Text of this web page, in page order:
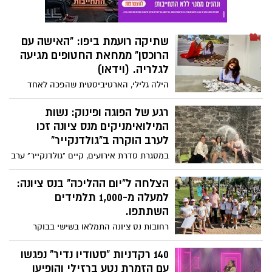
ימימה.
שתיקה רועמת ביפו: "האישה עם
הרוכסן" ממחאת החטופים מגיעה
לגלריה. (וידאו)
הילה גלילי, הארטיביסטית שהפכה לאחד
הסמלים הבולטים במאבק למען החטופים,
כשסימן ההיכר המובהק ביותר שלה, הוא
הרוכסן הסוגר את פיה והחבל הכרוך סביבה,-
מציגה את עבודותיה בתערוכת בכורה:
"קשורה בעיניים פקוחות" במרכז עמיעד. איש
המחאה הנס ציוני וידידה, ד"ר אילן סמיש
רגע של הפוגה ופינוק: נשות
המילואימניקים מנס ציונה זכו
לערב הוקרה ב"גולדנקייר"
במסגרת סדרת אירועים, קיים "גולדנקייר" ערב
מיוחד, שלישי בסידרה, לנשים במילואים
ולנשות חיילי המילואים מהעיר, שכלל טיפולי
גוף ונפש, סדנאות וארוחה טובה, כהבעת
תודה על התקופה המאתגרת.
הצלחה ל"יום ההליכה" בנס ציונה:
למעלה מ-1,000 תלמידים
השתתפו.
רחובות נס ציונה התמלאו בשישי בבוקר
באנרגיה, במסגרת "יום ההליכה" העירוני שבו
לקחו חלק למעלה מ-1,000 תלמידות
ותלמידים מבתי הספר היסודיים ברחבי העיר.
140 רקדניות "סטודיו נדיר" נפגשו
עם הזמרת נטע ברזילי והופיעו